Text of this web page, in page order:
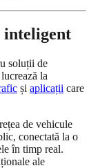
soluții de
la
și aplicații care
de vehicule
conectată la o
în timp real.
ale